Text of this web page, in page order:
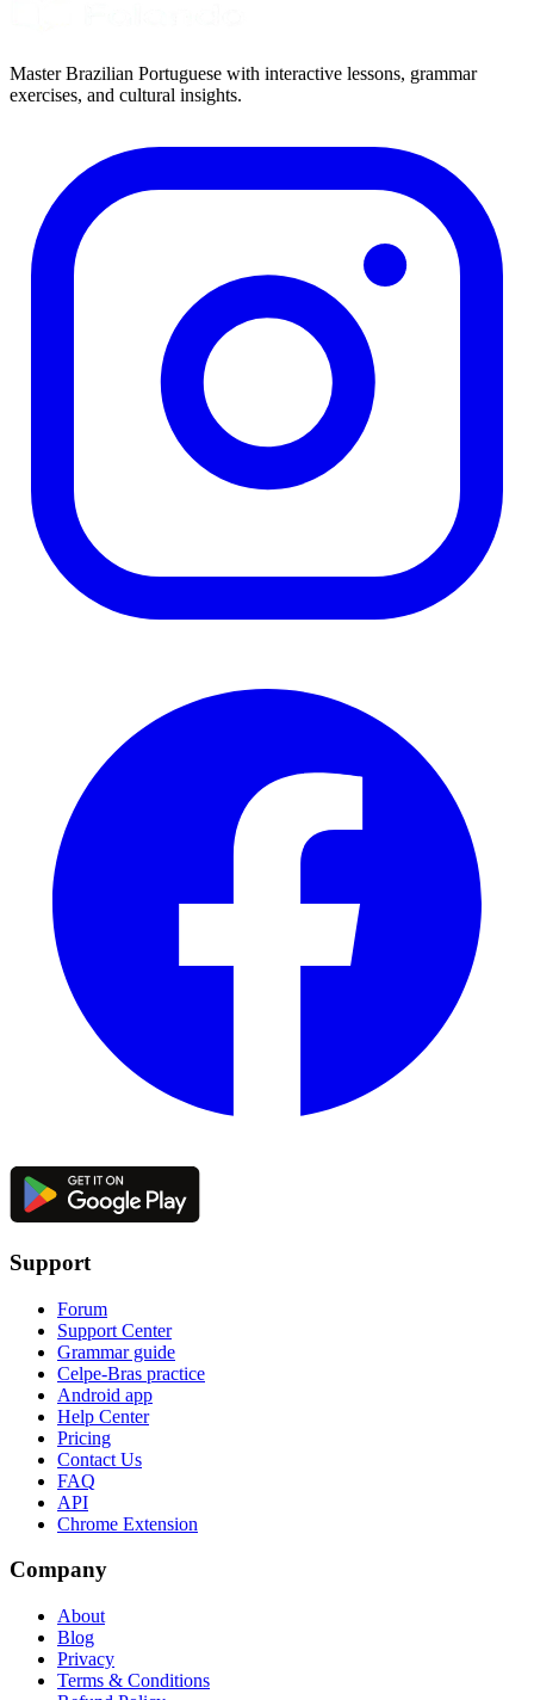
Master Brazilian Portuguese with interactive lessons, grammar
exercises, and cultural insights.
Support
Forum
Support Center
Grammar guide
Celpe-Bras practice
Android app
Help Center
Pricing
Contact Us
FAQ
API
Chrome Extension
Company
About
Blog
Privacy
Terms & Conditions